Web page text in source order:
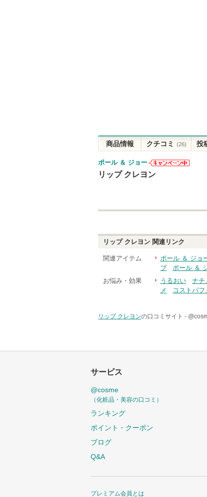
商品情報 クチコミ (26) 投
ポール ＆ ジョー
ポール ＆ ジ
ます
リップ クレヨン
リップ クレヨン 関連リンク
関連アイテム ポール ＆ ジョ
プ
ポール ＆
お悩み・効果
うるおい ナチ
メ
コストパ
リップ クレヨンの口コミサイト -
サービス
@cosme
（化粧品・美容の口コミ）
ランキング
ポイント・クーポン
ブログ
Q&A
プレミアム会員とは